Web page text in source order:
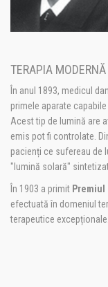
TERAPIA
În anul 1893, medicul
primele aparate
Acest tip de lumină are
emis pot fi controlate.
pacienți ce sufereau de
"lumină solară"
În 1903 a primit Premiul
efectuată în domeniul
terapeutice excepționale.